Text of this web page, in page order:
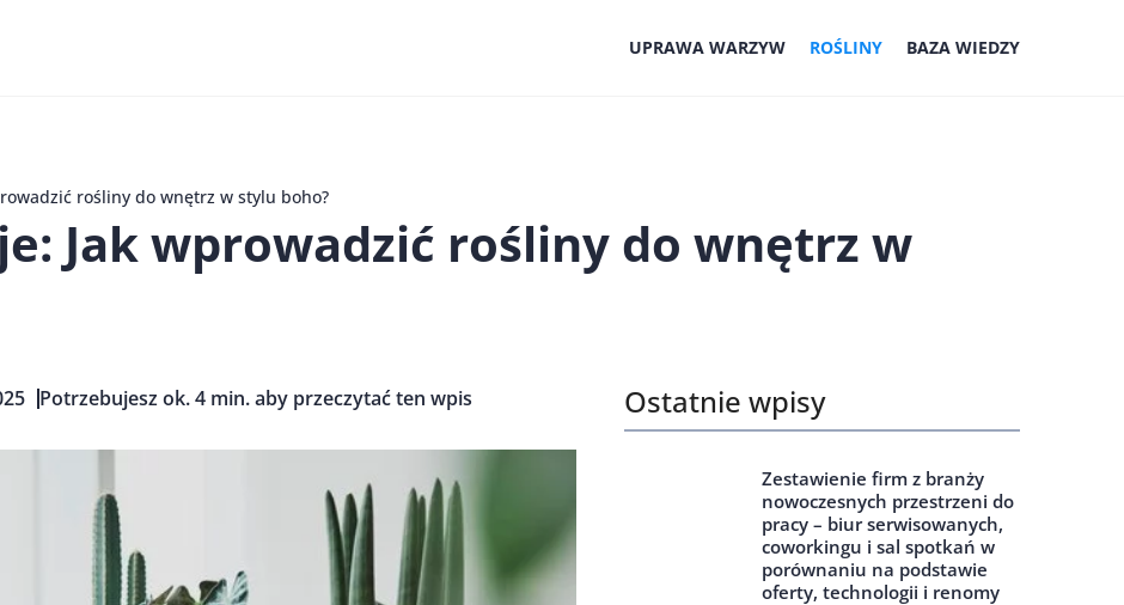
UPRAWA WARZYW ROŚLINY BAZA WIEDZY
rośliny do wnętrz w stylu boho?
Jak wprowadzić rośliny do wnętrz w
Potrzebujesz ok. 4 min. aby przeczytać ten wpis Ostatnie wpisy
Zestawienie firm z branży
nowoczesnych przestrzeni do
pracy – biur serwisowanych,
coworkingu i sal spotkań w
porównaniu na podstawie
oferty, technologii i renomy